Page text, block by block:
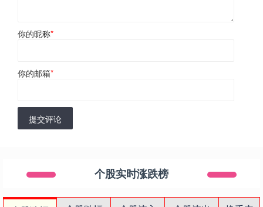
你的昵称*
你的邮箱*
提交评论
个股实时涨跌榜